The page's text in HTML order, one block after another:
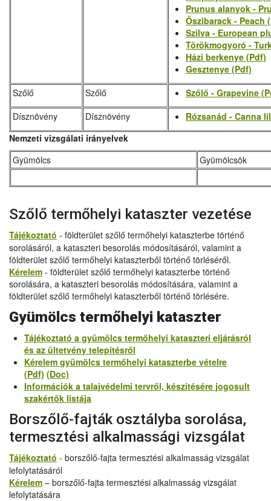
Prunus alanyok -
Őszibarack - Peach
Szilva - European
Törökmogyoró -
Házi berkenye (Pdf)
Gesztenye (Pdf)
Szőlő
Szőlő
Szőlő - Grapevine
Dísznövény
Dísznövény
Rózsanád - Canna
Nemzeti vizsgálati irányelvek
Gyümölcs
Gyümölcsök
Szőlő termőhelyi kataszter vezetése
Tájékoztató - földterület szőlő termőhelyi kataszterbe történő
sorolásáról, a kataszteri besorolás módosításáról, valamint a
földterület szőlő termőhelyi kataszterből történő törléséről.
Kérelem - földterület szőlő termőhelyi kataszterbe történő
sorolására, a kataszteri besorolás módosítására, valamint a
földterület szőlő termőhelyi kataszterből történő törlésére.
Gyümölcs termőhelyi kataszter
Tájékoztató a gyümölcs termőhelyi kataszteri eljárásról
és az ültetvény telepítésről
Kérelem gyümölcs termőhelyi kataszterbe vételre
(Pdf) (Doc)
Információk a talajvédelmi tervről, készítésére jogosult
szakértők listája
Borszőlő-fajták osztályba sorolása,
termesztési alkalmassági vizsgálat
Tájékoztató - borszőlő-fajta termesztési alkalmasság vizsgálat
lefolytatásáról
Kérelem – borszőlő-fajta termesztési alkalmasság vizsgálat
lefolytatására